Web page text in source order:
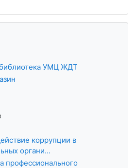
УМЦ ЖДТ
коррупции в
органи...
профессионального